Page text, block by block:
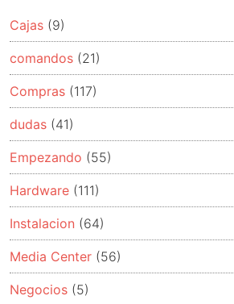
Cajas (9)
comandos (21)
Compras (117)
dudas (41)
Empezando (55)
Hardware (111)
Instalacion (64)
Media Center (56)
Negocios (5)